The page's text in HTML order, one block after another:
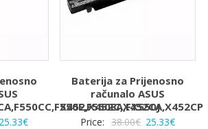
Izvorna
25.33€Trenutna
Baterija za Prijenosno
računalo ASUS
X452,X452C,X452CA,X452CP
Price: 38.00€ Izvorna
25.33€